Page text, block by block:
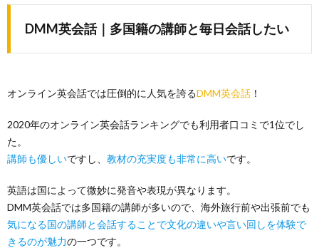
DMM英会話｜多国籍の講師と毎日会話したい
オンライン英会話では圧倒的に人気を誇るDMM英会話 ！
2020年のオンライン英会話ランキングでも利用者口コミで1位でし
た。
講師も優しいですし、 教材の充実度も非常に高いです。
英語は国によって微妙に発音や表現が異なります。
DMM英会話では多国籍の講師が多いので、海外旅行前や出張前でも
気になる国の講師と会話することで文化の違いや言い回しを体験で
きるのが魅力の一つです。